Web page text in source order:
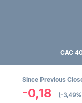
CAC
Since Previous
-0,18 (-